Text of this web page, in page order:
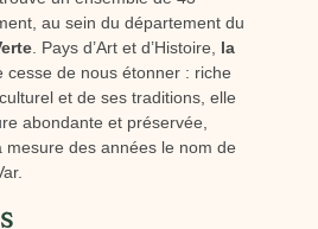
au sein du département du
. Pays d’Art et d’Histoire, la
cesse de nous étonner : riche
et de ses traditions, elle
abondante et préservée,
des années le nom de